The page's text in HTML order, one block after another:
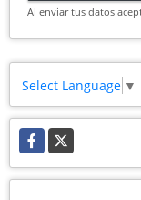
Al enviar tus datos
Select Language ▼
Facebook
X